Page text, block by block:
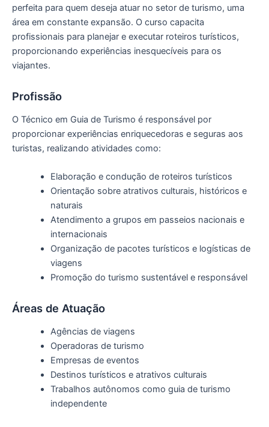
perfeita para quem deseja atuar no setor de turismo, uma
área em constante expansão. O curso capacita
profissionais para planejar e executar roteiros turísticos,
proporcionando experiências inesquecíveis para os
viajantes.
Profissão
O Técnico em Guia de Turismo é responsável por
proporcionar experiências enriquecedoras e seguras aos
turistas, realizando atividades como:
Elaboração e condução de roteiros turísticos
Orientação sobre atrativos culturais, históricos e
naturais
Atendimento a grupos em passeios nacionais e
internacionais
Organização de pacotes turísticos e logísticas de
viagens
Promoção do turismo sustentável e responsável
Áreas de Atuação
Agências de viagens
Operadoras de turismo
Empresas de eventos
Destinos turísticos e atrativos culturais
Trabalhos autônomos como guia de turismo
independente